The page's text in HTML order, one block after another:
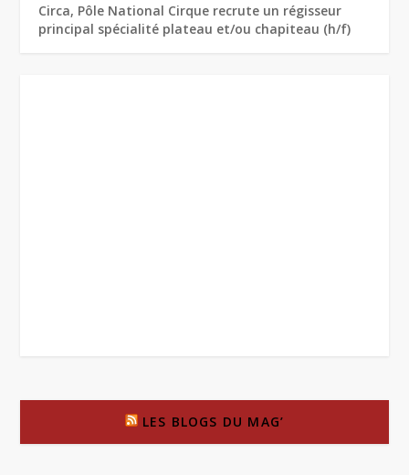
Circa, Pôle National Cirque recrute un régisseur
principal spécialité plateau et/ou chapiteau (h/f)
LES BLOGS DU MAG’